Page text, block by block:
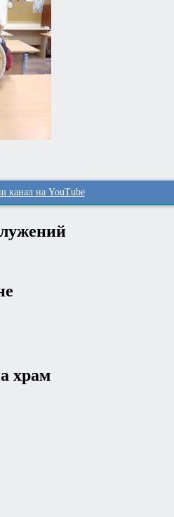
канал на YouTube
храм